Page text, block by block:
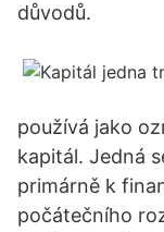
důvodů.
používá jako
kapitál. Jedná
primárně k
počátečního